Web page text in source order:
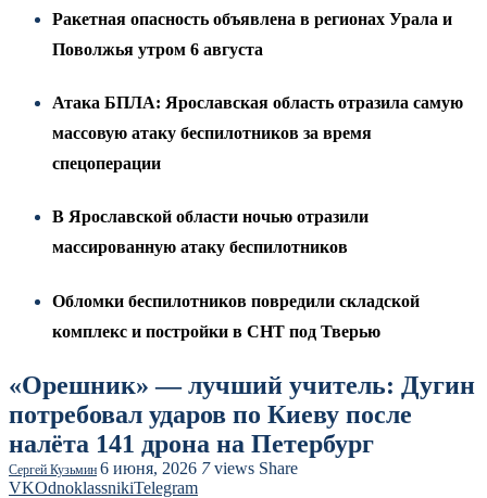
Ракетная опасность объявлена в регионах Урала и
Поволжья утром 6 августа
Атака БПЛА: Ярославская область отразила самую
массовую атаку беспилотников за время
спецоперации
В Ярославской области ночью отразили
массированную атаку беспилотников
Обломки беспилотников повредили складской
комплекс и постройки в СНТ под Тверью
«Орешник» — лучший учитель: Дугин
потребовал ударов по Киеву после
налёта 141 дрона на Петербург
Сергей Кузьмин 6 июня, 2026 7views Share
VKOdnoklassnikiTelegram